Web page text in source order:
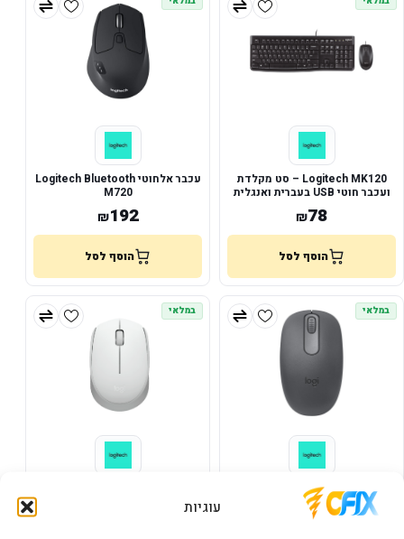
עוגיות
Logitech MK120 – סט מקלדת
ועכבר חוטי USB בעברית ואנגלית
₪78
הוסף לסל
עכבר אלחוטי Logitech Bluetooth
M720
₪192
הוסף לסל
במלאי
עכבר קומפקטי LOGITECH M196
BT up to 12 Month battery
Graphite
44
במלאי